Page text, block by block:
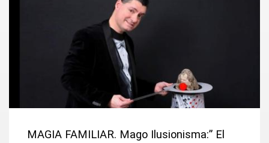
MAGIA FAMILIAR. Mago Ilusionisma:” El